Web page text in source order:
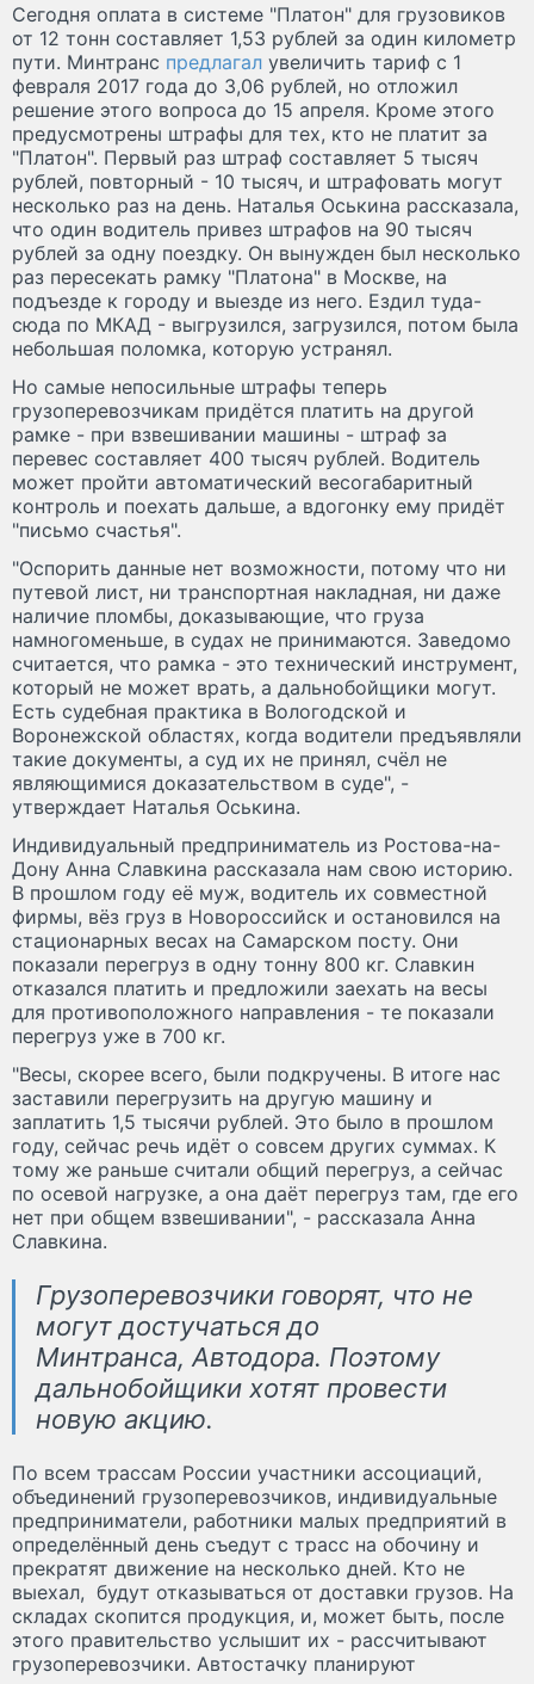
Сегодня оплата в системе "Платон" для грузовиков
от 12 тонн составляет 1,53 рублей за один километр
пути. Минтранс предлагал увеличить тариф с 1
февраля 2017 года до 3,06 рублей, но отложил
решение этого вопроса до 15 апреля. Кроме этого
предусмотрены штрафы для тех, кто не платит за
"Платон". Первый раз штраф составляет 5 тысяч
рублей, повторный - 10 тысяч, и штрафовать могут
несколько раз на день. Наталья Оськина рассказала,
что один водитель привез штрафов на 90 тысяч
рублей за одну поездку. Он вынужден был несколько
раз пересекать рамку "Платона" в Москве, на
подъезде к городу и выезде из него. Ездил туда-
сюда по МКАД - выгрузился, загрузился, потом была
небольшая поломка, которую устранял.
Но самые непосильные штрафы теперь
грузоперевозчикам придётся платить на другой
рамке - при взвешивании машины - штраф за
перевес составляет 400 тысяч рублей. Водитель
может пройти автоматический весогабаритный
контроль и поехать дальше, а вдогонку ему придёт
"письмо счастья".
"Оспорить данные нет возможности, потому что ни
путевой лист, ни транспортная накладная, ни даже
наличие пломбы, доказывающие, что груза
намногоменьше, в судах не принимаются. Заведомо
считается, что рамка - это технический инструмент,
который не может врать, а дальнобойщики могут.
Есть судебная практика в Вологодской и
Воронежской областях, когда водители предъявляли
такие документы, а суд их не принял, счёл не
являющимися доказательством в суде", -
утверждает Наталья Оськина.
Индивидуальный предприниматель из Ростова-на-
Дону Анна Славкина рассказала нам свою историю.
В прошлом году её муж, водитель их совместной
фирмы, вёз груз в Новороссийск и остановился на
стационарных весах на Самарском посту. Они
показали перегруз в одну тонну 800 кг. Славкин
отказался платить и предложили заехать на весы
для противоположного направления - те показали
перегруз уже в 700 кг.
"Весы, скорее всего, были подкручены. В итоге нас
заставили перегрузить на другую машину и
заплатить 1,5 тысячи рублей. Это было в прошлом
году, сейчас речь идёт о совсем других суммах. К
тому же раньше считали общий перегруз, а сейчас
по осевой нагрузке, а она даёт перегруз там, где его
нет при общем взвешивании", - рассказала Анна
Славкина.
Грузоперевозчики говорят, что не
могут достучаться до
Минтранса, Автодора. Поэтому
дальнобойщики хотят провести
новую акцию.
По всем трассам России участники ассоциаций,
объединений грузоперевозчиков, индивидуальные
предприниматели, работники малых предприятий в
определённый день съедут с трасс на обочину и
прекратят движение на несколько дней. Кто не
выехал, будут отказываться от доставки грузов. На
складах скопится продукция, и, может быть, после
этого правительство услышит их - рассчитывают
грузоперевозчики. Автостачку планируют